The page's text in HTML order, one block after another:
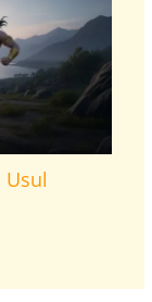
Usul